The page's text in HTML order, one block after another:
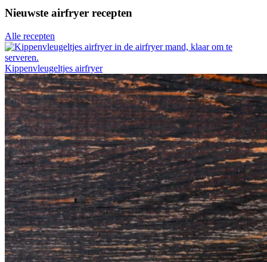
Nieuwste airfryer recepten
Alle recepten
Kippenvleugeltjes airfryer